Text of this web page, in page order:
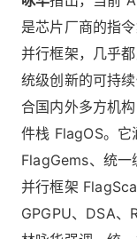
是芯片厂商的指
并行框架，几乎
统级创新的可持
合国内外多方机
件栈 FlagOS。
FlagGems、统一
并行框架
GPGPU、DSA、